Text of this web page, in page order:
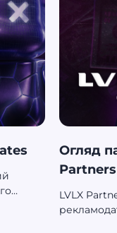
готелі
айфони,
для
що відомо
Огляд
Partners
LVLX